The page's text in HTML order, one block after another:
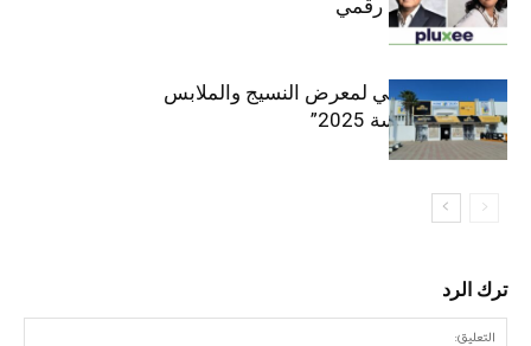
متسارع وتحول رقمي
الافتتاح الرسمي لمعرض النسيج والملابس
“إنترتكس سوسة 2025”
ترك الرد